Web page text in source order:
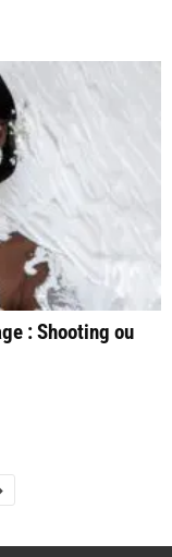
: Shooting ou